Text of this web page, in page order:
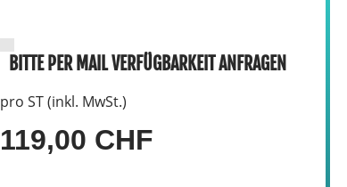
BITTE PER MAIL VERFÜGBARKEIT ANFRAGEN
pro ST (inkl. MwSt.)
119,00 CHF